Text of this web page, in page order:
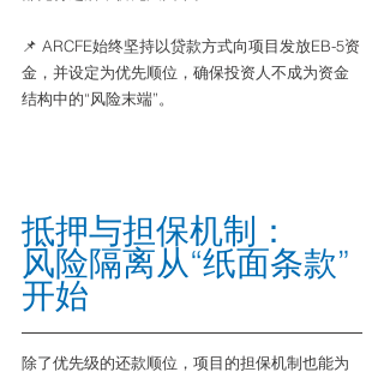
📌 ARCFE始终坚持以贷款方式向项目发放EB-5资
金，并设定为优先顺位，确保投资人不成为资金
结构中的“风险末端”。
抵押与担保机制：
风险隔离从“纸面条款”
开始
除了优先级的还款顺位，项目的担保机制也能为